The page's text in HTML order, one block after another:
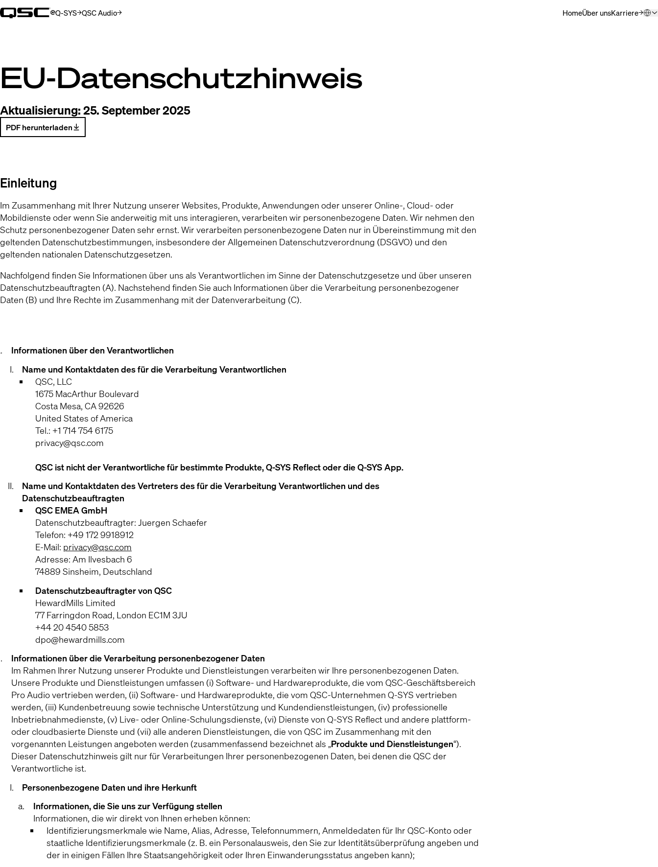
Q-SYS
(Öffnet sich in neuem Fenster)
QSC Audio
(Öffnet sich in neuem Fenster) HomeÜber unsKarriere
(Öffnet sich in
EU-Datenschutzhinweis
Aktualisierung:25. September 2025
PDF herunterladen
(Opens in new window)
Einleitung
Im Zusammenhang mit Ihrer Nutzung unserer Websites, Produkte, Anwendungen oder unserer Online-, Cloud- oder
Mobildienste oder wenn Sie anderweitig mit uns interagieren, verarbeiten wir personenbezogene Daten. Wir nehmen den
Schutz personenbezogener Daten sehr ernst. Wir verarbeiten personenbezogene Daten nur in Übereinstimmung mit den
geltenden Datenschutzbestimmungen, insbesondere der Allgemeinen Datenschutzverordnung (DSGVO) und den
geltenden nationalen Datenschutzgesetzen.
Nachfolgend finden Sie Informationen über uns als Verantwortlichen im Sinne der Datenschutzgesetze und über unseren
Datenschutzbeauftragten (A). Nachstehend finden Sie auch Informationen über die Verarbeitung personenbezogener
Daten (B) und Ihre Rechte im Zusammenhang mit der Datenverarbeitung (C).
Informationen über den Verantwortlichen
Name und Kontaktdaten des für die Verarbeitung Verantwortlichen
QSC, LLC
1675 MacArthur Boulevard
Costa Mesa, CA 92626
United States of America
Tel.: +1 714 754 6175
privacy@qsc.com
QSC ist nicht der Verantwortliche für bestimmte Produkte, Q-SYS Reflect oder die Q-SYS App.
Name und Kontaktdaten des Vertreters des für die Verarbeitung Verantwortlichen und des
Datenschutzbeauftragten
QSC EMEA GmbH
Datenschutzbeauftragter: Juergen Schaefer
Telefon: +49 172 9918912
E-Mail: privacy@qsc.com
Adresse: Am Ilvesbach 6
74889 Sinsheim, Deutschland
Datenschutzbeauftragter von QSC
HewardMills Limited
77 Farringdon Road, London EC1M 3JU
+44 20 4540 5853
dpo@hewardmills.com
Informationen über die Verarbeitung personenbezogener Daten
Im Rahmen Ihrer Nutzung unserer Produkte und Dienstleistungen verarbeiten wir Ihre personenbezogenen Daten.
Unsere Produkte und Dienstleistungen umfassen (i) Software- und Hardwareprodukte, die vom QSC-Geschäftsbereich
Pro Audio vertrieben werden, (ii) Software- und Hardwareprodukte, die vom QSC-Unternehmen Q-SYS vertrieben
werden, (iii) Kundenbetreuung sowie technische Unterstützung und Kundendienstleistungen, (iv) professionelle
Inbetriebnahmedienste, (v) Live- oder Online-Schulungsdienste, (vi) Dienste von Q-SYS Reflect und andere plattform-
oder cloudbasierte Dienste und (vii) alle anderen Dienstleistungen, die von QSC im Zusammenhang mit den
vorgenannten Leistungen angeboten werden (zusammenfassend bezeichnet als „Produkte und Dienstleistungen“).
Dieser Datenschutzhinweis gilt nur für Verarbeitungen Ihrer personenbezogenen Daten, bei denen die QSC der
Verantwortliche ist.
Personenbezogene Daten und ihre Herkunft
Informationen, die Sie uns zur Verfügung stellen
Informationen, die wir direkt von Ihnen erheben können:
Identifizierungsmerkmale wie Name, Alias, Adresse, Telefonnummern, Anmeldedaten für Ihr QSC-Konto oder
staatliche Identifizierungsmerkmale (z. B. ein Personalausweis, den Sie zur Identitätsüberprüfung angeben und
der in einigen Fällen Ihre Staatsangehörigkeit oder Ihren Einwanderungsstatus angeben kann);